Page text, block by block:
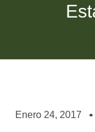
asociados
Enero 24, 2017